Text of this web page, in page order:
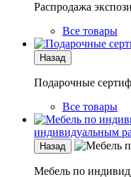
Распродажа
Все товары
Назад
Подарочные
Все товары
индивидуальным
Назад
Мебель по